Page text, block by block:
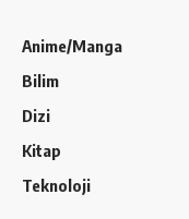
Anime/Manga
Bilim
Dizi
Kitap
Teknoloji